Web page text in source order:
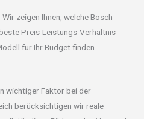
zeigen Ihnen, welche Bosch-
Preis-Leistungs-Verhältnis
für Ihr Budget finden.
wichtiger Faktor bei der
berücksichtigen wir reale